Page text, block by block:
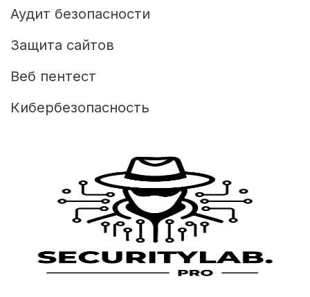
Аудит безопасности
Защита сайтов
Веб пентест
Кибербезопасность